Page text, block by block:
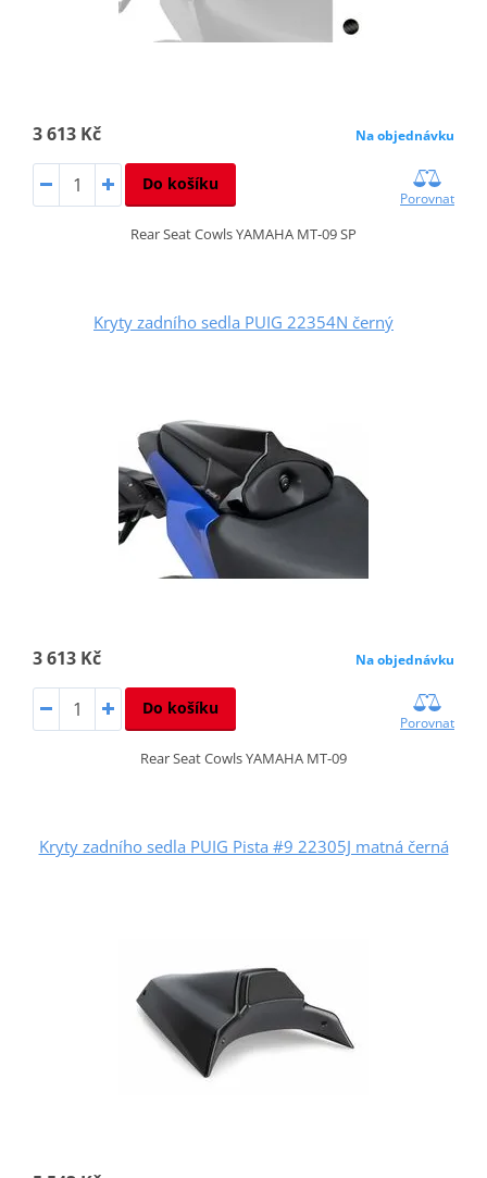
3 613 Kč Na objednávku
Do košíku
Porovnat
Rear Seat Cowls YAMAHA MT-09 SP
Kryty zadního sedla PUIG 22354N černý
3 613 Kč Na objednávku
Do košíku
Porovnat
Rear Seat Cowls YAMAHA MT-09
Kryty zadního sedla PUIG Pista #9 22305J matná černá